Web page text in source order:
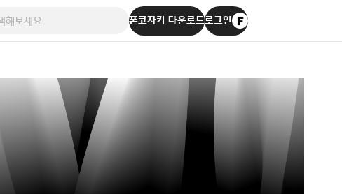
폰코자키 다운로드로그인